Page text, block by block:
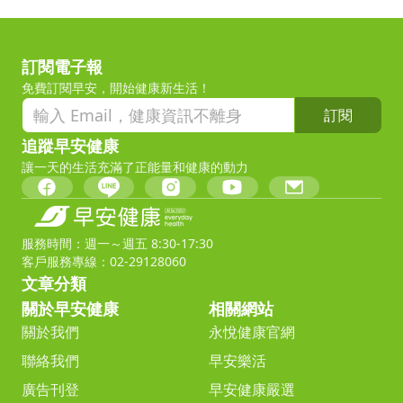
訂閱電子報
免費訂閱早安，開始健康新生活！
訂閱
追蹤早安健康
讓一天的生活充滿了正能量和健康的動力
服務時間：週一～週五 8:30-17:30
客戶服務專線：02-29128060
文章分類
關於早安健康
關於我們
聯絡我們
廣告刊登
相關網站
永悅健康官網
早安樂活
早安健康嚴選